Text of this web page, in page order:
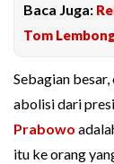
Baca Juga:
Tom
Sebagian
abolisi dari
Prabowo
itu ke orang